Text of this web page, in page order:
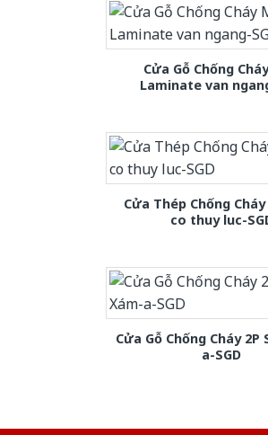
Cửa Gỗ Chống
Laminate van
Cửa Thép Chống
co thuy luc-
Cửa Gỗ Chống Cháy 2P
a-SGD